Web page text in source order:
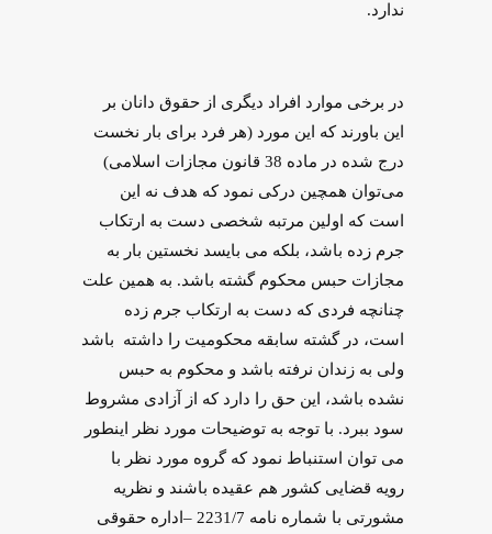
ندارد.
در برخی موارد افراد دیگری از حقوق ‌دانان بر
این باورند که این مورد (هر فرد برای بار نخست
درج شده در ماده 38 قانون مجازات اسلامی)
می‌توان همچین درکی نمود که هدف نه این
است که اولین مرتبه شخصی دست به ارتکاب
جرم زده باشد، بلکه می بایسد نخستین بار به
مجازات حبس محکوم گشته باشد. به همین علت
چنانچه فردی که دست به ارتکاب جرم زده
است، در گشته سابقه محکومیت را داشته باشد
ولی به زندان نرفته باشد و محکوم به حبس
نشده باشد، این حق را دارد که از آزادی مشروط
سود ببرد. با توجه به توضیحات مورد نظر اینطور
می توان استنباط نمود که گروه مورد نظر با
رویه قضایی کشور هم عقیده باشند و نظریه
مشورتی با شماره نامه 2231/7 –اداره حقوقی